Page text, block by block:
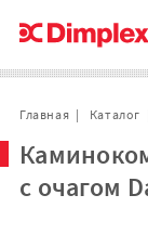
Главная Каталог
с очагом